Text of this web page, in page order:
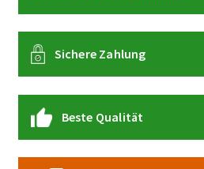
Sichere Zahlung
Beste Qualität